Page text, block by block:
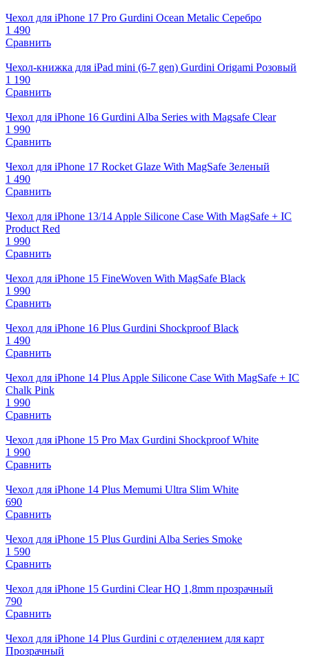
Чехол для iPhone 17 Pro Gurdini Ocean Metalic Серебро
1 490
Сравнить
Чехол-книжка для iPad mini (6-7 gen) Gurdini Origami Розовый
1 190
Сравнить
Чехол для iPhone 16 Gurdini Alba Series with Magsafe Clear
1 990
Сравнить
Чехол для iPhone 17 Rocket Glaze With MagSafe Зеленый
1 490
Сравнить
Чехол для iPhone 13/14 Apple Silicone Case With MagSafe + IC
Product Red
1 990
Сравнить
Чехол для iPhone 15 FineWoven With MagSafe Black
1 990
Сравнить
Чехол для iPhone 16 Plus Gurdini Shockproof Black
1 490
Сравнить
Чехол для iPhone 14 Plus Apple Silicone Case With MagSafe + IC
Chalk Pink
1 990
Сравнить
Чехол для iPhone 15 Pro Max Gurdini Shockproof White
1 990
Сравнить
Чехол для iPhone 14 Plus Memumi Ultra Slim White
690
Сравнить
Чехол для iPhone 15 Plus Gurdini Alba Series Smoke
1 590
Сравнить
Чехол для iPhone 15 Gurdini Clear HQ 1,8mm прозрачный
790
Сравнить
Чехол для iPhone 14 Plus Gurdini с отделением для карт
Прозрачный